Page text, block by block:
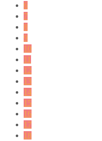
6
7
8
9
10
11
12
13
14
15
16
17
18